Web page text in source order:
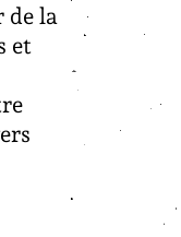
de la
et